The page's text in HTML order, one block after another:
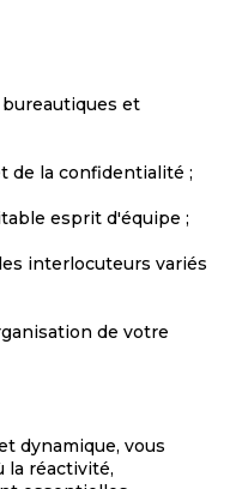
et
de la confidentialité ;
esprit d'équipe ;
interlocuteurs variés
de votre
dynamique, vous
la réactivité,